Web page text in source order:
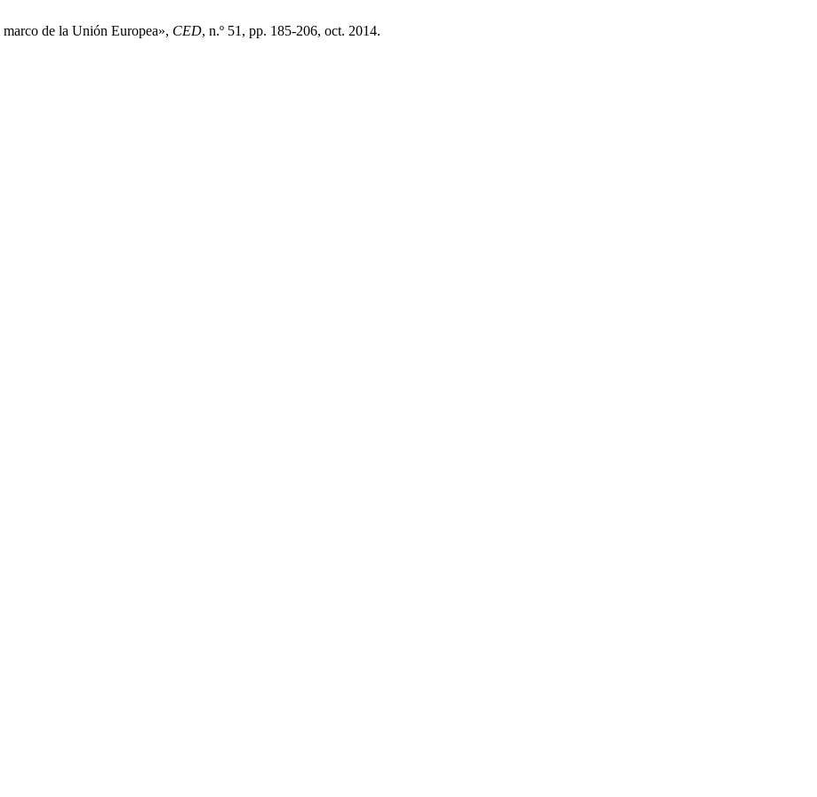
de la Unión Europea», CED, n.º 51, pp. 185-206, oct. 2014.